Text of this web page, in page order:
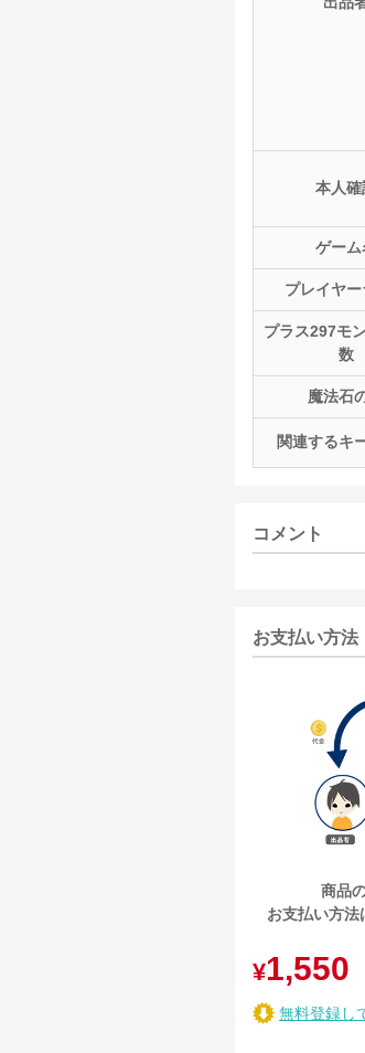
本人確
ゲーム
プレイヤー
プラス297モ
数
魔法石
関連するキ
コメント
お支払い方法
商品
お支払い方法
¥1,550
無料登録し